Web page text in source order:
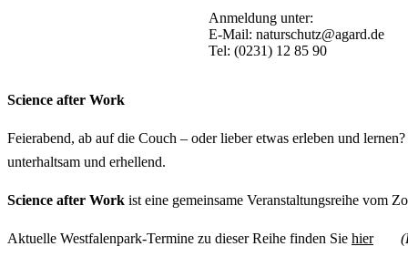
Anmeldung unter:
E-Mail: naturschutz@agard.de
Tel: (0231) 12 85 90
Science after Work
Feierabend, ab auf die Couch – oder lieber etwas erleben und
unterhaltsam und erhellend.
Science after Work ist eine gemeinsame Veranstaltungsreihe vom
Aktuelle Westfalenpark-Termine zu dieser Reihe finden Sie hier